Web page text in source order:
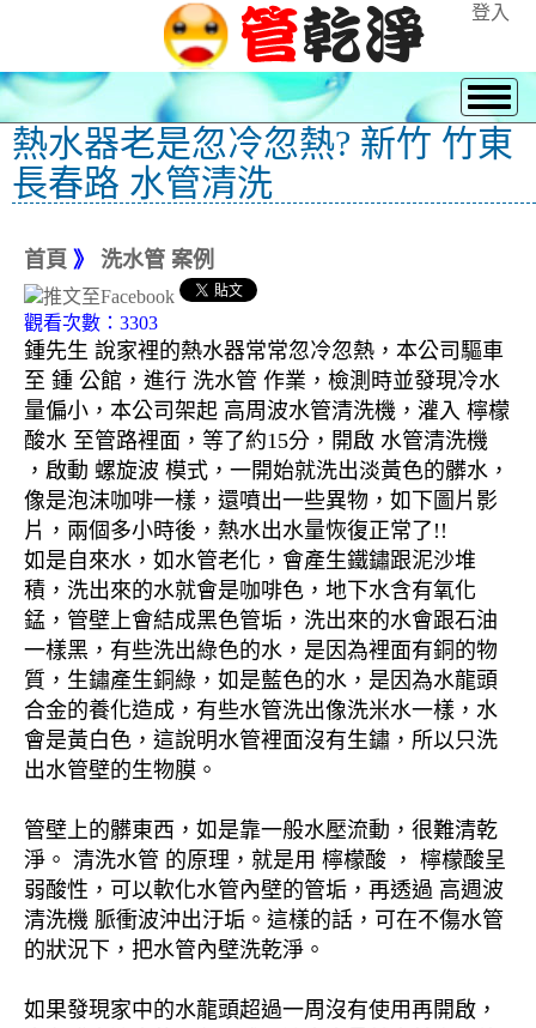
登入
熱水器老是忽冷忽熱? 新竹 竹東
長春路 水管清洗
首頁 》 洗水管 案例
觀看次數：3303
鍾先生 說家裡的熱水器常常忽冷忽熱，本公司驅車
至 鍾 公館，進行 洗水管 作業，檢測時並發現冷水
量偏小，本公司架起 高周波水管清洗機，灌入 檸檬
酸水 至管路裡面，等了約15分，開啟 水管清洗機
，啟動 螺旋波 模式，一開始就洗出淡黃色的髒水，
像是泡沫咖啡一樣，還噴出一些異物，如下圖片影
片，兩個多小時後，熱水出水量恢復正常了!!
如是自來水，如水管老化，會產生鐵鏽跟泥沙堆
積，洗出來的水就會是咖啡色，地下水含有氧化
錳，管壁上會結成黑色管垢，洗出來的水會跟石油
一樣黑，有些洗出綠色的水，是因為裡面有銅的物
質，生鏽產生銅綠，如是藍色的水，是因為水龍頭
合金的養化造成，有些水管洗出像洗米水一樣，水
會是黃白色，這說明水管裡面沒有生鏽，所以只洗
出水管壁的生物膜。
管壁上的髒東西，如是靠一般水壓流動，很難清乾
淨。 清洗水管 的原理，就是用 檸檬酸 ， 檸檬酸呈
弱酸性，可以軟化水管內壁的管垢，再透過 高週波
清洗機 脈衝波沖出汙垢。這樣的話，可在不傷水管
的狀況下，把水管內壁洗乾淨。
如果發現家中的水龍頭超過一周沒有使用再開啟，